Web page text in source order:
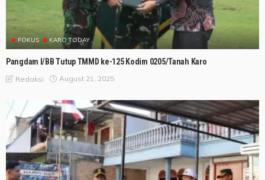
FOKUS KARO TODAY
Pangdam I/BB Tutup TMMD ke-125 Kodim 0205/Tanah Karo
Redaksi August 21, 2025